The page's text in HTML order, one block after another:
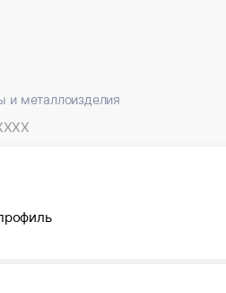
и металлоизделия